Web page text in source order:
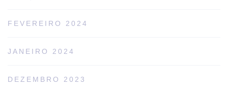
FEVEREIRO 2024
JANEIRO 2024
DEZEMBRO 2023